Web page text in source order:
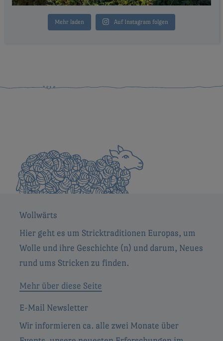
Mehr laden Auf Instagram folgen
Wollwärts
Hier geht es um Stricktraditionen Europas, um
Wolle und ihre Geschichte (n) und darum, Neues
rund ums Stricken zu finden.
Mehr über diese Seite
E-Mail Newsletter
Wir informieren ca. alle zwei Monate über